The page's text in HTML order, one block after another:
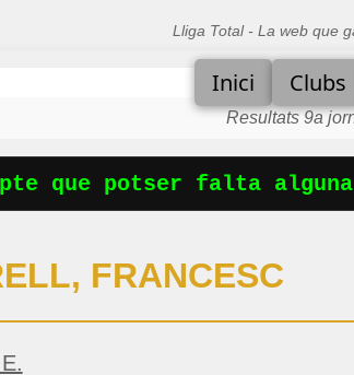
Lliga Total - La web que
Inici Clubs
Resultats 9a
que potser falta alguna
FRANCESC